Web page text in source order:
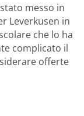
messo in
Leverkusen in
che lo ha
complicato il
offerte